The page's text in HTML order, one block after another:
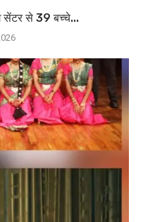
सेंटर से 39 बच्चे...